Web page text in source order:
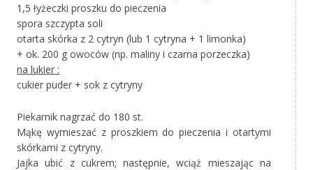
1,5 łyżeczki proszku do pieczenia
spora szczypta soli
otarta skórka z 2 cytryn (lub 1 cytryna + 1 limonka)
+ ok. 200 g owoców (np. maliny i czarna porzeczka)
na lukier :
cukier puder + sok z cytryny
Piekarnik nagrzać do 180 st.
Mąkę wymieszać z proszkiem do pieczenia i otartymi
skórkami z cytryny.
Jajka ubić z cukrem; następnie, wciąż mieszając na